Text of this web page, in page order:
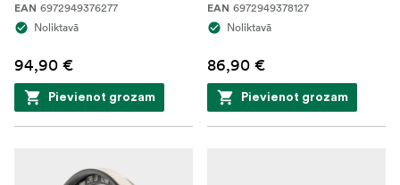
EAN 6972949376277
Noliktavā
94,90 €
Pievienot grozam
EAN 6972949378127
Noliktavā
86,90 €
Pievienot grozam